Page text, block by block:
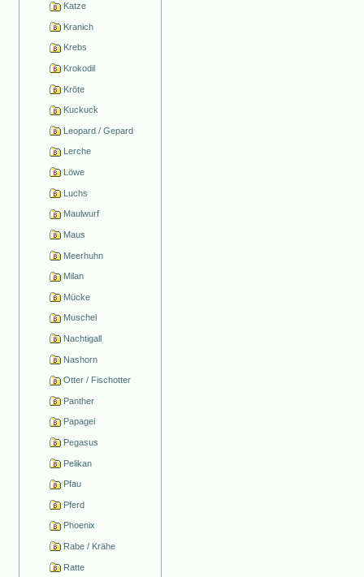
Katze
Kranich
Krebs
Krokodil
Kröte
Kuckuck
Leopard / Gepard
Lerche
Löwe
Luchs
Maulwurf
Maus
Meerhuhn
Milan
Mücke
Muschel
Nachtigall
Nashorn
Otter / Fischotter
Panther
Papagei
Pegasus
Pelikan
Pfau
Pferd
Phoenix
Rabe / Krähe
Ratte